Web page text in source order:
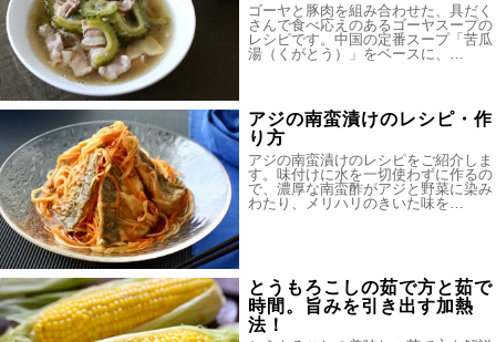
ゴーヤと豚肉を組み合わせた、具だく
さんで食べ応えのあるゴーヤスープの
レシピです。中国の定番スープ「苦瓜
湯（くがとう）」をベースに、…
アジの南蛮漬けのレシピ・作
り方
アジの南蛮漬けのレシピをご紹介しま
す。味付けに水を一切使わずに作るの
で、濃厚な南蛮酢がアジと野菜に染み
わたり、メリハリのきいた味を…
とうもろこしの茹で方と茹で
時間。旨みを引き出す加熱
法！